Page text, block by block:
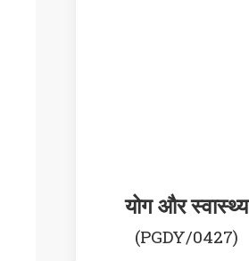
योग और स्वास्थ्य
(PGDY/0427)